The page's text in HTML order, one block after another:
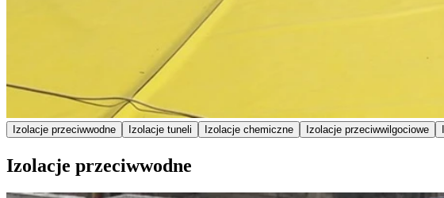
Izolacje przeciwwodne Izolacje tuneli Izolacje chemiczne Izolacje przeciwwilgociowe
Izolacje przeciwwodne